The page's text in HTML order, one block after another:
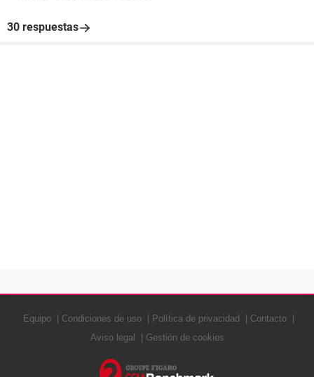
30 respuestas
Equipo Condiciones de uso Política de privacidad
Contacto
Aviso legal
Gestión de cookies